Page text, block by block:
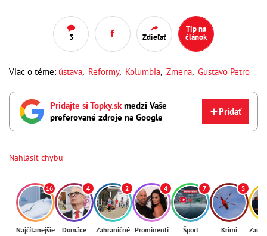
3 Zdieľať
Tip na
článok
Viac o téme: ústava, Reformy, Kolumbia, Zmena, Gustavo Petro
Pridajte si Topky.skmedzi Vaše
preferované zdroje na Google
Pridať
Nahlásiť chybu
16
Najčítanejšie
4
Domáce
2
Zahraničné
4
Prominenti
7
Šport
5
Krimi